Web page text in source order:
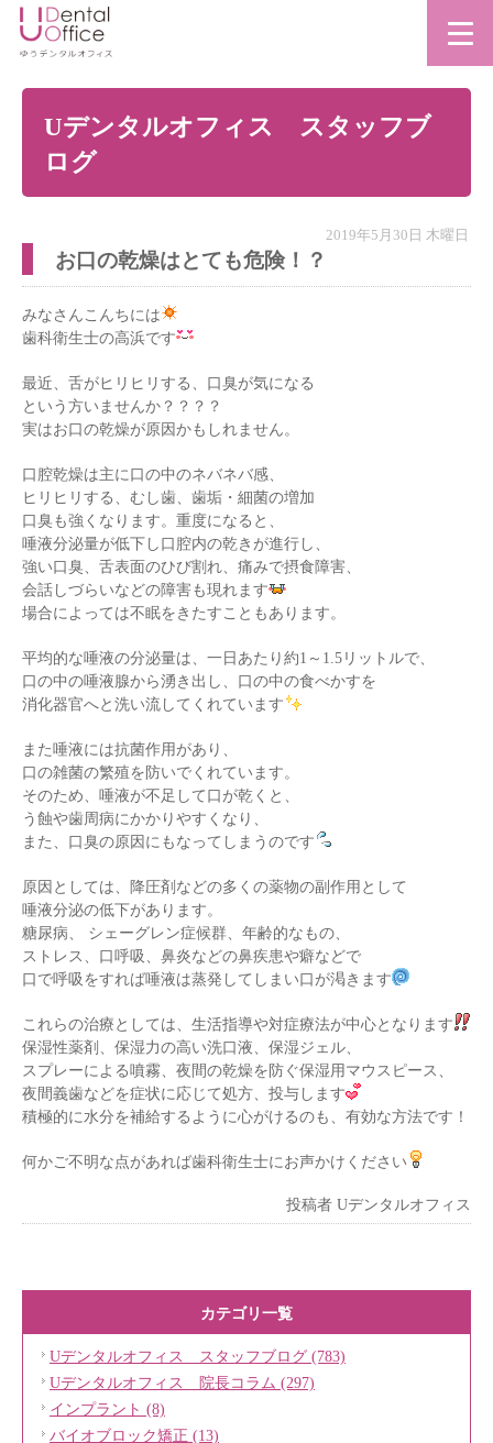
Uデンタルオフィス スタッフブ
ログ
2019年5月30日 木曜日
お口の乾燥はとても危険！？
みなさんこんちには
歯科衛生士の高浜です
最近、舌がヒリヒリする、口臭が気になる
という方いませんか？？？？
実はお口の乾燥が原因かもしれません。
口腔乾燥は主に口の中のネバネバ感、
ヒリヒリする、むし歯、歯垢・細菌の増加
口臭も強くなります。重度になると、
唾液分泌量が低下し口腔内の乾きが進行し、
強い口臭、舌表面のひび割れ、痛みで摂食障害、
会話しづらいなどの障害も現れます
場合によっては不眠をきたすこともあります。
平均的な唾液の分泌量は、一日あたり約1～1.5リットルで、
口の中の唾液腺から湧き出し、口の中の食べかすを
消化器官へと洗い流してくれています
また唾液には抗菌作用があり、
口の雑菌の繁殖を防いでくれています。
そのため、唾液が不足して口が乾くと、
う蝕や歯周病にかかりやすくなり、
また、口臭の原因にもなってしまうのです
原因としては、降圧剤などの多くの薬物の副作用として
唾液分泌の低下があります。
糖尿病、 シェーグレン症候群、年齢的なもの、
ストレス、口呼吸、鼻炎などの鼻疾患や癖などで
口で呼吸をすれば唾液は蒸発してしまい口が渇きます
これらの治療としては、生活指導や対症療法が中心となります
保湿性薬剤、保湿力の高い洗口液、保湿ジェル、
スプレーによる噴霧、夜間の乾燥を防ぐ保湿用マウスピース、
夜間義歯などを症状に応じて処方、投与します
積極的に水分を補給するように心がけるのも、有効な方法です！
何かご不明な点があれば歯科衛生士にお声かけください
投稿者 Uデンタルオフィス
カテゴリ一覧
Uデンタルオフィス スタッフブログ (783)
Uデンタルオフィス 院長コラム (297)
インプラント (8)
バイオブロック矯正 (13)